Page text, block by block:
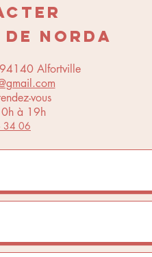
NORDA
Alfortville
vous
à 19h
34 06